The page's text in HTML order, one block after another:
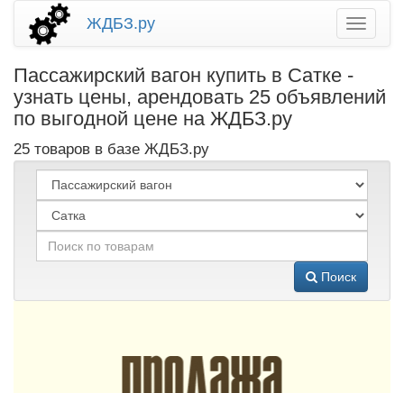
ЖДБЗ.ру
Пассажирский вагон купить в Сатке -
узнать цены, арендовать 25 объявлений
по выгодной цене на ЖДБЗ.ру
25 товаров в базе ЖДБЗ.ру
Поиск